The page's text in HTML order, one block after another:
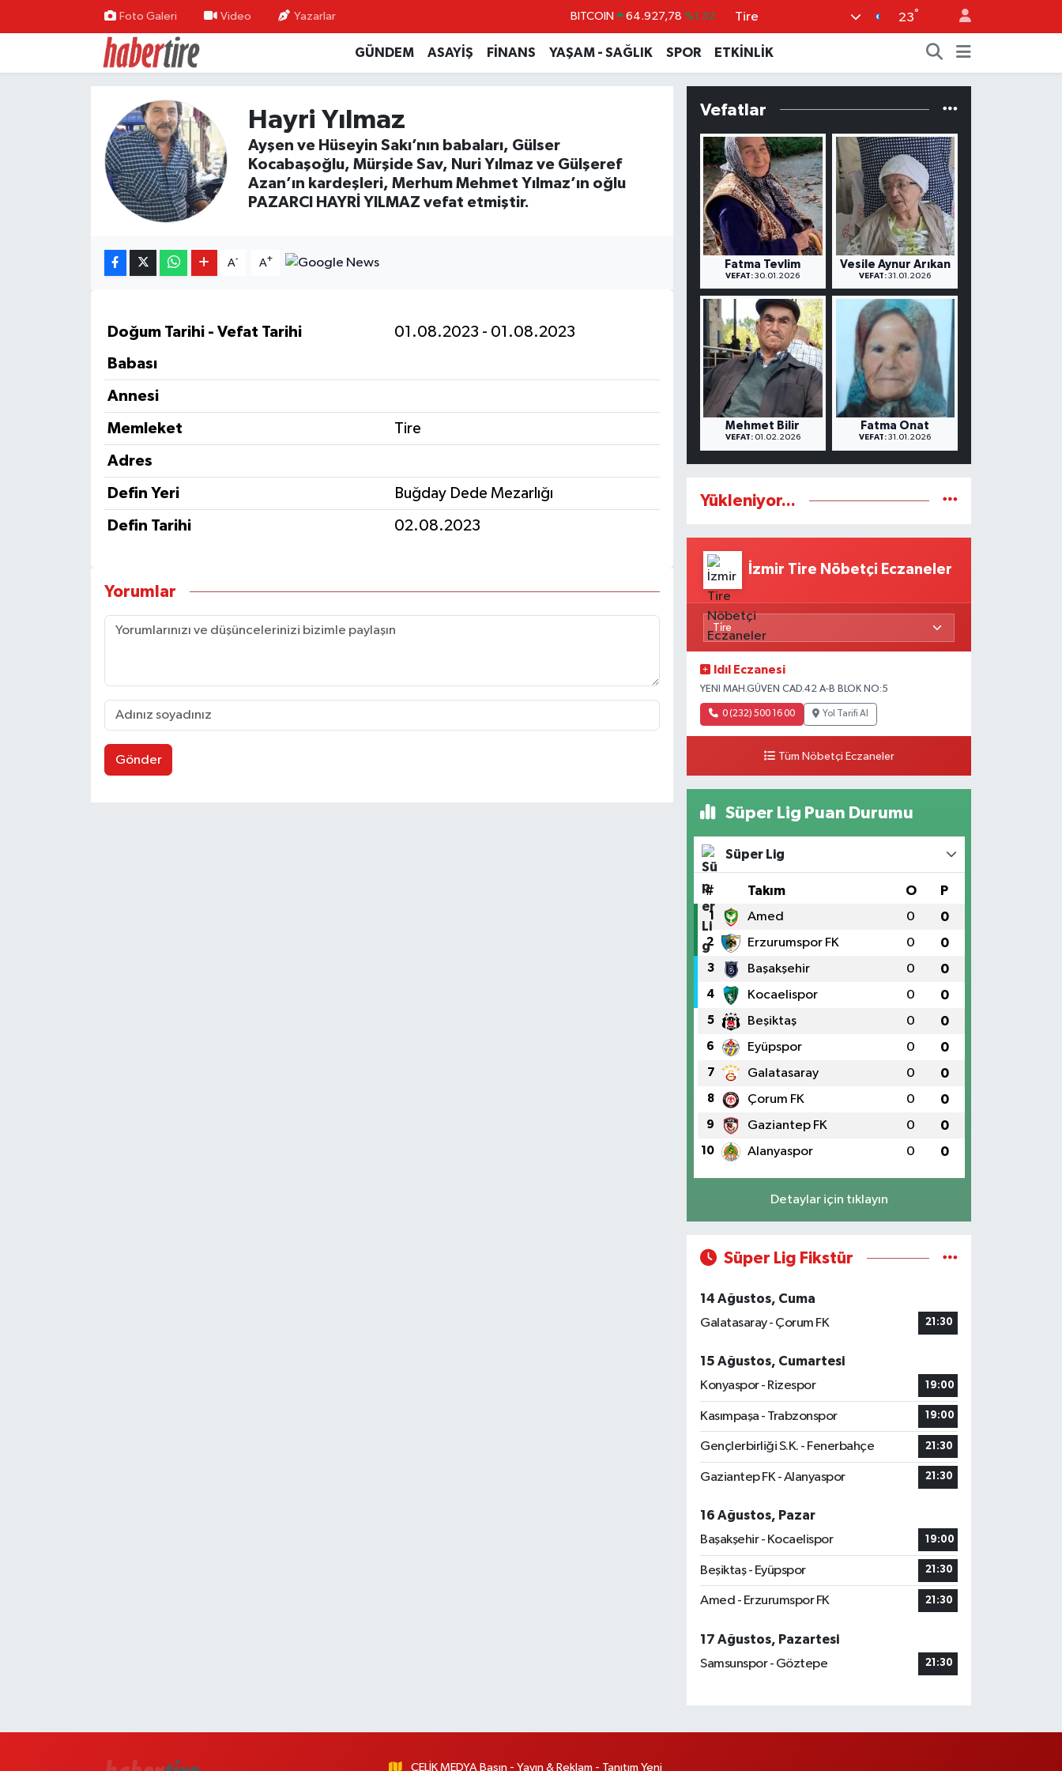
Foto Galeri Video Yazarlar BITCOIN 64.927,78 %1.32
DOLAR 47,5894 %0.08
EURO 55,0398 %-0.02
%0.16
BİST100 %11
Tire 23°
GÜNDEM ASAYİŞ FİNANS YAŞAM - SAĞLIK SPOR ETKİNLİK
Hayri Yılmaz
Ayşen ve Hüseyin Sakı’nın babaları, Gülser
Kocabaşoğlu, Mürşide Sav, Nuri Yılmaz ve Gülşeref
Azan’ın kardeşleri, Merhum Mehmet Yılmaz’ın oğlu
PAZARCI HAYRİ YILMAZ vefat etmiştir.
A- A+
Doğum Tarihi - Vefat Tarihi
01.08.2023 - 01.08.2023
Babası
Annesi
Memleket Tire
Adres
Defin Yeri Buğday Dede Mezarlığı
Defin Tarihi 02.08.2023
Yorumlar
Gönder
Vefatlar
Fatma Tevlim
VEFAT: 30.01.2026
Vesile Aynur Arıkan
VEFAT: 31.01.2026
Mehmet Bilir
VEFAT:01.02.2026
Fatma Onat
VEFAT: 31.01.2026
Yükleniyor...
İzmir Tire Nöbetçi Eczaneler
Idıl Eczanesi
YENI MAH.GÜVEN CAD.42 A-B BLOK NO:5
0 (232) 500 16 00 Yol Tarifi Al
Tüm Nöbetçi Eczaneler
Süper Lig Puan Durumu
Süper Lig
# Takım O P
1 Amed 0 0
2 Erzurumspor FK 0 0
3 Başakşehir 0 0
4 Kocaelispor 0 0
5 Beşiktaş 0 0
6 Eyüpspor 0 0
7 Galatasaray 0 0
8 Çorum FK 0 0
9 Gaziantep FK 0 0
10 Alanyaspor 0 0
Detaylar için tıklayın
Süper Lig Fikstür
14 Ağustos, Cuma
Galatasaray - Çorum FK
21:30
15 Ağustos, Cumartesi
Konyaspor - Rizespor
19:00
Kasımpaşa - Trabzonspor 19:00
Gençlerbirliği S.K. - Fenerbahçe 21:30
Gaziantep FK - Alanyaspor 21:30
16 Ağustos, Pazar
Başakşehir - Kocaelispor
19:00
Beşiktaş - Eyüpspor 21:30
Amed - Erzurumspor FK 21:30
17 Ağustos, Pazartesi
Samsunspor - Göztepe
21:30
ÇELİK MEDYA Basın - Yayın & Reklam - Tanıtım Yeni
Tire Nöbetçi Eczaneler
Tire Hava Durumu
Tire Trafik Yoğunluk Haritası
Süper Lig Puan Durumu ve Fikstür
Son Dakika Haberleri